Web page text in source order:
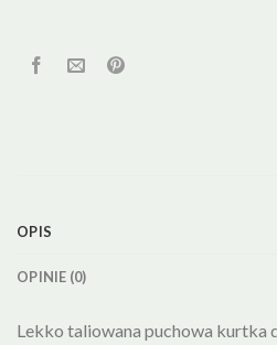
OPIS
OPINIE (0)
Lekko taliowana puchowa kurtka